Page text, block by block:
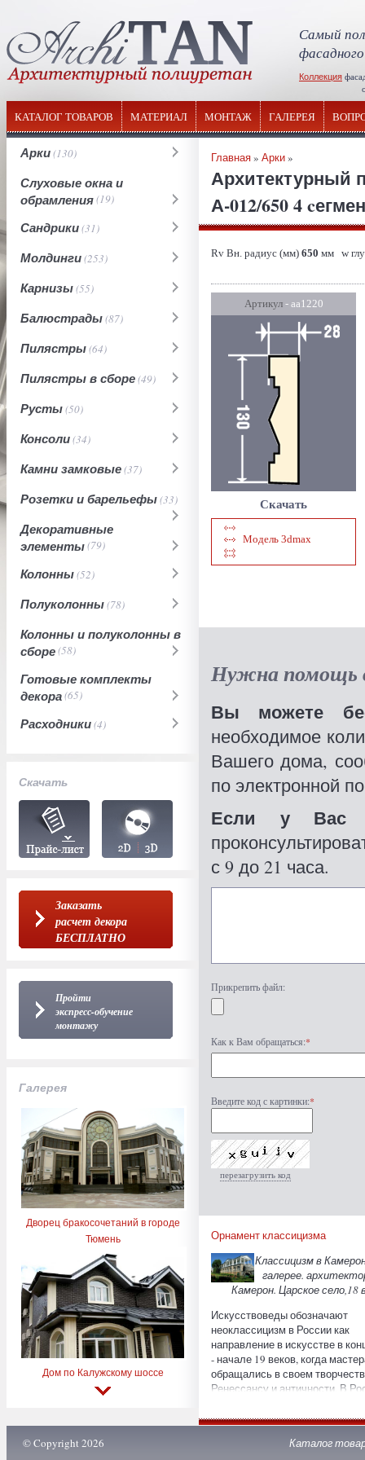
Самый
Коллекция
КАТАЛОГ ТОВАРОВ МАТЕРИАЛ МОНТАЖ ГАЛЕРЕЯ
Арки(130)
Слуховые окна и
обрамления(19)
Сандрики(31)
Молдинги(253)
Карнизы(55)
Балюстрады(87)
Пилястры(64)
Пилястры в сборе(49)
Русты(50)
Консоли(34)
Камни замковые(37)
Розетки и барельефы(33)
Декоративные
элементы(79)
Колонны(52)
Полуколонны(78)
Колонны и полуколонны в
сборе(58)
Готовые комплекты
декора(65)
Расходники(4)
Скачать
Заказать
расчет декора
БЕСПЛАТНО
Пройти
экспресс-обучение
монтажу
Галерея
Дворец бракосочетаний в городе
Тюмень
Дом по Калужскому шоссе
Главная» Арки»
Архитектурный
А-012/650 4
Rv Вн. радиус (мм) 650 мм w
Артикул- аа1220
Скачать
Модель 3dmax
Нужна помощь
Вы можете
необходимое
Вашего дома,
по электронной
Если у Вас
с 9 до 21 часа.
Прикрепить файл:
Как к Вам обращаться:*
Введите код с картинки:*
перезагрузить код
Орнамент классицизма
Классицизм в
галерее.
Камерон. Царское село,18
Искусствоведы обозначают
неоклассицизм в России как
направление в искусстве в
- начале 19 веков, когда
обращались в своем
Ренессансу и античности. В
считается период 1762 - 1840
Людовика XIV (Louis XIV)
© Copyright 2026 Каталог